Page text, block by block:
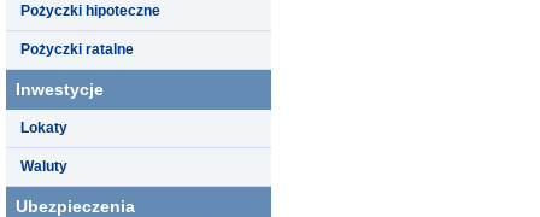
Pożyczki hipoteczne
Pożyczki ratalne
Inwestycje
Lokaty
Waluty
Ubezpieczenia